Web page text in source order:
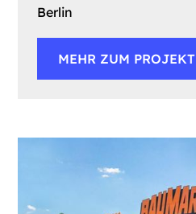
Berlin
MEHR ZUM PROJEKT